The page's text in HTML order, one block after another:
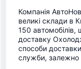
Компанія
великі склади в
150
доставку
способи
служби, залежно